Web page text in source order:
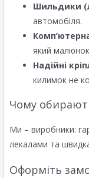
Шильдики
автомобіля.
який
Надійні
килимок не
Чому
Ми – виробники:
лекалами та
Оформіть